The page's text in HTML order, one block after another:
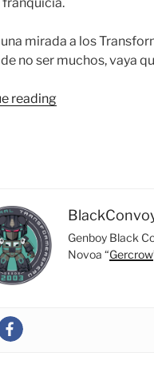
mirada a los
no ser muchos, vaya
reading“Tren
Los
Transformers
Genboy Black
Novoa “Gercrow